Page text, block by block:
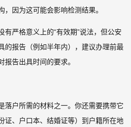
因为这可能会影响检测结果。
有严格意义上的“有效期”说法，但公安
的报告（例如半年内），建议办理前最
报告出具时间的要求。
落户所需的材料之一。你还需要携带它
证、户口本、结婚证等）到户籍所在地